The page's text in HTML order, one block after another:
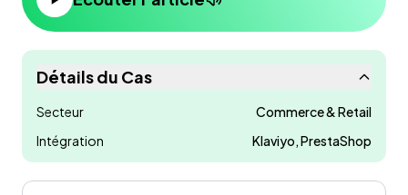
Détails du Cas
Secteur
Commerce & Retail
Intégration
Klaviyo, PrestaShop